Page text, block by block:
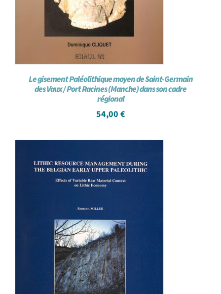
Le gisement Paléolithique moyen de Saint-Germain
des Vaux / Port Racines (Manche) dans son cadre
régional
54,00 €